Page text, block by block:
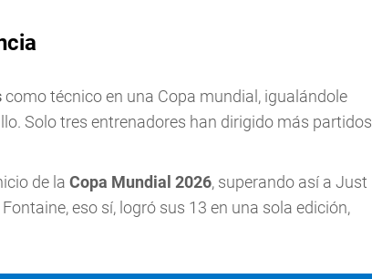
como técnico en una Copa mundial, igualándole
Solo tres entrenadores han dirigido más partidos
de la Copa Mundial 2026, superando así a Just
eso sí, logró sus 13 en una sola edición,